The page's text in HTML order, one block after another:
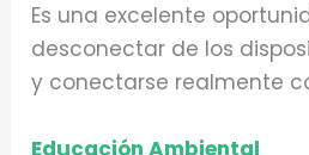
Es una excelente
desconectar de los
y conectarse realmente
Educación Ambiental